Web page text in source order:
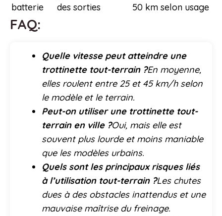
batterie
des sorties
50 km selon usage
FAQ:
Quelle vitesse peut atteindre une
trottinette tout-terrain ?En moyenne,
elles roulent entre 25 et 45 km/h selon
le modèle et le terrain.
Peut-on utiliser une trottinette tout-
terrain en ville ?Oui, mais elle est
souvent plus lourde et moins maniable
que les modèles urbains.
Quels sont les principaux risques liés
à l’utilisation tout-terrain ?Les chutes
dues à des obstacles inattendus et une
mauvaise maîtrise du freinage.